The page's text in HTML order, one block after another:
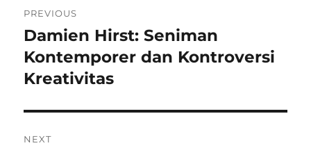
pos
PREVIOUS
Previous
post:
Damien Hirst: Seniman
Kontemporer dan Kontroversi
Kreativitas
NEXT